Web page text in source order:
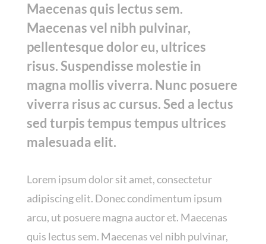
Maecenas quis lectus sem.
Maecenas vel nibh pulvinar,
pellentesque dolor eu, ultrices
risus. Suspendisse molestie in
magna mollis viverra. Nunc posuere
viverra risus ac cursus. Sed a lectus
sed turpis tempus tempus ultrices
malesuada elit.
Lorem ipsum dolor sit amet, consectetur
adipiscing elit. Donec condimentum ipsum
arcu, ut posuere magna auctor et. Maecenas
quis lectus sem. Maecenas vel nibh pulvinar,